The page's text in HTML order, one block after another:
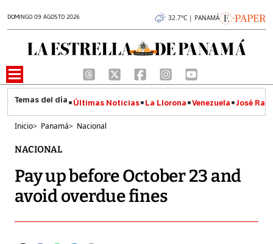
DOMINGO 09 AGOSTO 2026 32.7°C | PANAMÁ
Últimas Noticias La Llorona Venezuela José
Inicio> Panamá> Nacional
NACIONAL
Pay up before October 23 and
avoid overdue fines